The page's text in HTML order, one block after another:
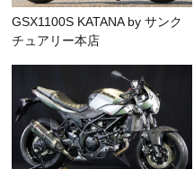
GSX1100S KATANA by サンク
チュアリー本店